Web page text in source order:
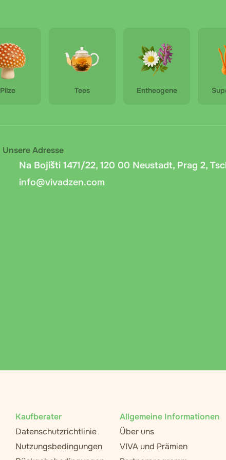
Pilze Tees Entheogene
Unsere Adresse
Na Bojišti 1471/22, 120 00 Neustadt, Prag 2,
info@vivadzen.com
Kaufberater
Datenschutzrichtlinie
Nutzungsbedingungen
Allgemeine Informationen
Über uns
VIVA und Prämien